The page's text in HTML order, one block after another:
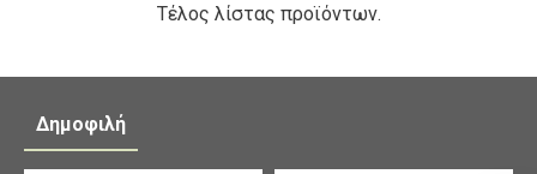
Τέλος λίστας προϊόντων.
Δημοφιλή